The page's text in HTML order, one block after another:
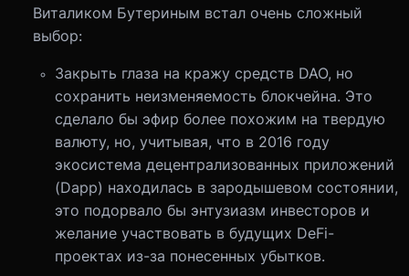
Виталиком Бутериным встал очень сложный
выбор:
Закрыть глаза на кражу средств DAO, но
сохранить неизменяемость блокчейна. Это
сделало бы эфир более похожим на твердую
валюту, но, учитывая, что в 2016 году
экосистема децентрализованных приложений
(Dapp) находилась в зародышевом состоянии,
это подорвало бы энтузиазм инвесторов и
желание участвовать в будущих DeFi-
проектах из-за понесенных убытков.